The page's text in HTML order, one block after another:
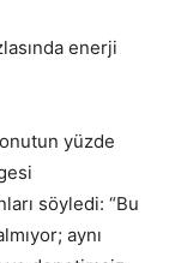
enerji
yüzde
söyledi: “Bu
aynı